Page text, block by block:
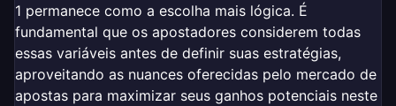
1 permanece como a escolha mais lógica. É
fundamental que os apostadores considerem todas
essas variáveis antes de definir suas estratégias,
aproveitando as nuances oferecidas pelo mercado de
apostas para maximizar seus ganhos potenciais neste